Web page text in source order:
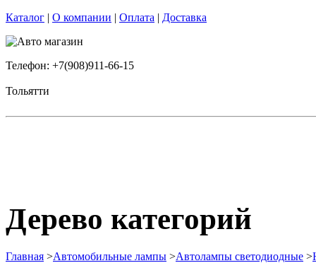
Каталог | О компании | Оплата | Доставка
Телефон: +7(908)911-66-15
Тольятти
Дерево категорий
Главная >Автомобильные лампы >Автолампы светодиодные >